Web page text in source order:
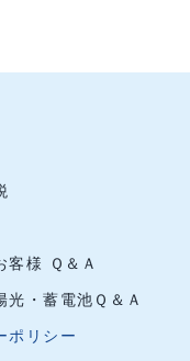
客様 Ｑ＆Ａ
光・蓄電池Ｑ＆Ａ
ポリシー